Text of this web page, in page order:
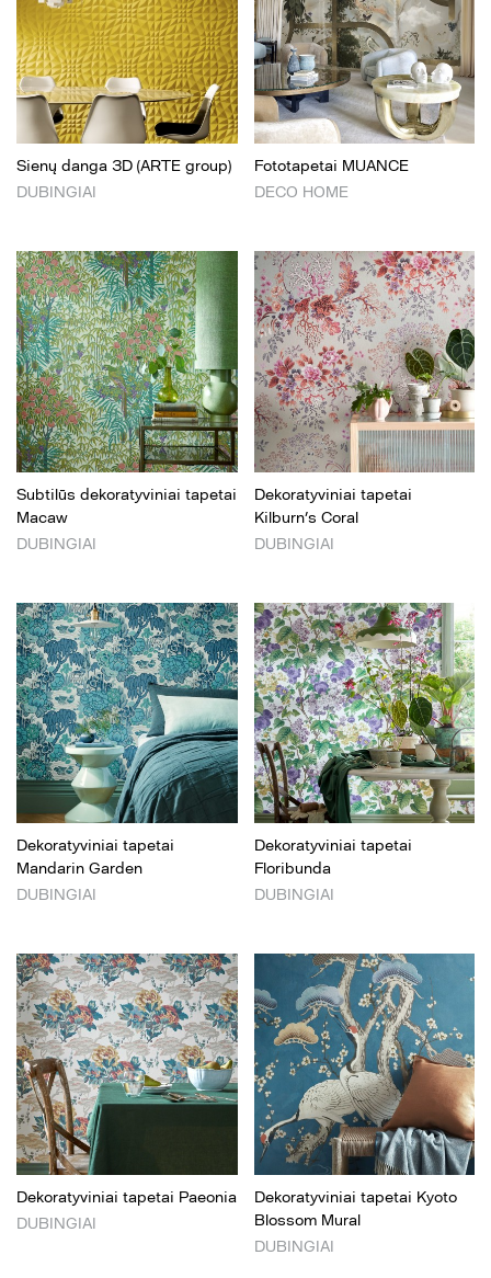
Sienų danga 3D (ARTE group)
DUBINGIAI
Fototapetai MUANCE
DECO HOME
Subtilūs dekoratyviniai tapetai
Macaw
DUBINGIAI
Dekoratyviniai tapetai
Kilburn’s Coral
DUBINGIAI
Dekoratyviniai tapetai
Mandarin Garden
DUBINGIAI
Dekoratyviniai tapetai
Floribunda
DUBINGIAI
Dekoratyviniai tapetai Paeonia
DUBINGIAI
Dekoratyviniai tapetai Kyoto
Blossom Mural
DUBINGIAI